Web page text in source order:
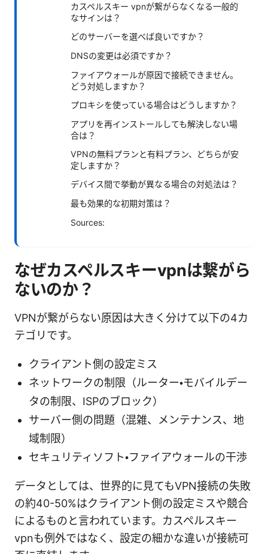
カスペルスキー vpnが繋がらなくなる一般的
なサインは？
どのサーバーを選べば良いですか？
DNSの変更は必須ですか？
ファイアウォールが原因で接続できません。
どう対処しますか？
プロキシを使っている場合はどうしますか？
アプリを再インストールしても解決しない場
合は？
VPNの無料プランと有料プラン、どちらが安
定しますか？
デバイス間で挙動が異なる場合の対処法は？
最も効果的な初期対策は？
Sources:
なぜカスペルスキーvpnは繋がら
ないのか？
VPNが繋がらない原因は大きく分けて以下の4カ
テゴリです。
クライアント側の設定ミス
ネットワークの制限（ルーター・モバイルデー
タの制限、ISPのブロック）
サーバー側の問題（混雑、メンテナンス、地
域制限）
セキュリティソフト・ファイアウォールの干渉
データとしては、世界的に見てもVPN接続の失敗
の約40-50%はクライアント側の設定ミスや競合
によるものと言われています。カスペルスキー
vpnも例外ではなく、設定の細かな違いが接続可